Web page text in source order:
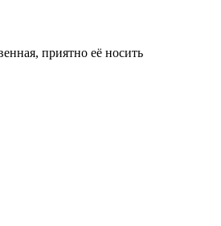
приятно её носить